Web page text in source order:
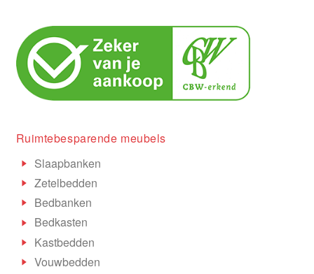
Ruimtebesparende meubels
Slaapbanken
Zetelbedden
Bedbanken
Bedkasten
Kastbedden
Vouwbedden